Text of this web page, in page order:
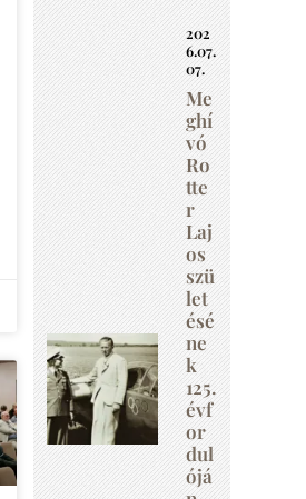
202
6.07.
07.
Me
ghí
vó
Ro
tte
r
Laj
os
szü
let
ésé
ne
k
125.
évf
or
dul
ójá